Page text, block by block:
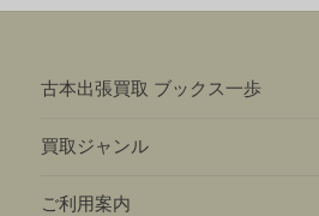
古本出張買取 ブックス一歩
買取ジャンル
ご利用案内